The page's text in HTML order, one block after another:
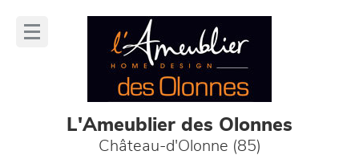
L'Ameublier des Olonnes
Château-d'Olonne (85)